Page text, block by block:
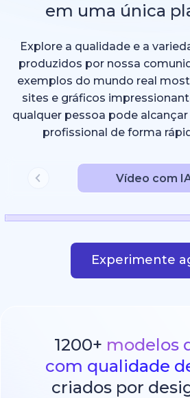
em uma única
Explore a qualidade e a
produzidos por nossa
exemplos do mundo real
sites e gráficos
qualquer pessoa pode
profissional de forma
Vídeo com
Experimente
1200+ modelos
com qualidade
criados por